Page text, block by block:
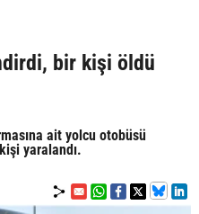
bir kişi öldü
ait yolcu otobüsü
yaralandı.